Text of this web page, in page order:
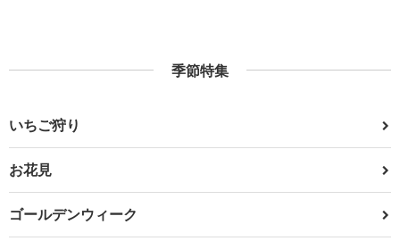
季節特集
いちご狩り
お花見
ゴールデンウィーク